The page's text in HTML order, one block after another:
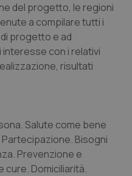
del progetto, le regioni
a compilare tutti i
progetto e ad
interesse con i relativi
risultati
Salute come bene
Bisogni
Prevenzione e
cure. Domiciliarità.